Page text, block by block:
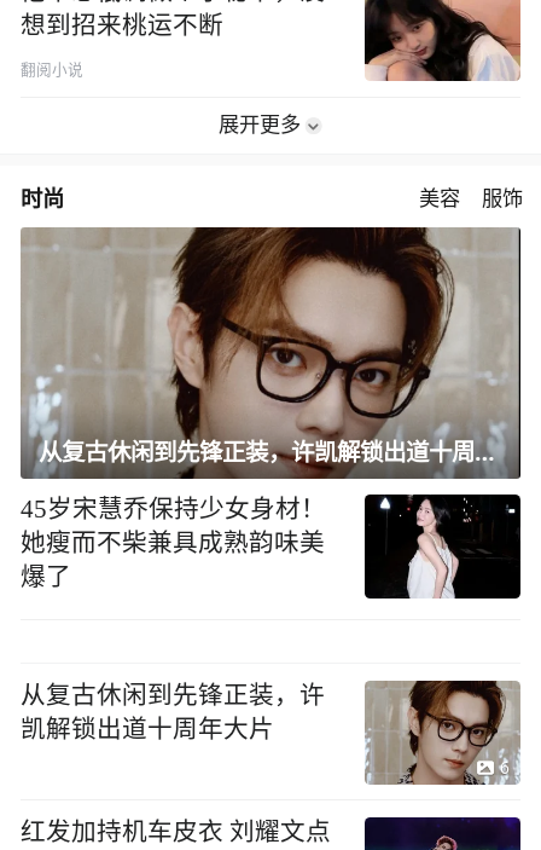
想到招来桃运不断
翻阅小说
展开更多
时尚 美容 服饰
从复古休闲到先锋正装，许凯解锁出道十周年大片
45岁宋慧乔保持少女身材！
她瘦而不柴兼具成熟韵味美
爆了
从复古休闲到先锋正装，许
凯解锁出道十周年大片
6
红发加持机车皮衣 刘耀文点